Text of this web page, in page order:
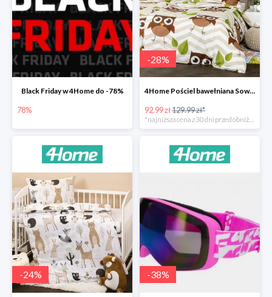
Black Friday w 4Home do -78%
78%
-28%
4Home Pościel bawełniana Sowy -28%
92.99 zł129.99 zł*
-24% -38%